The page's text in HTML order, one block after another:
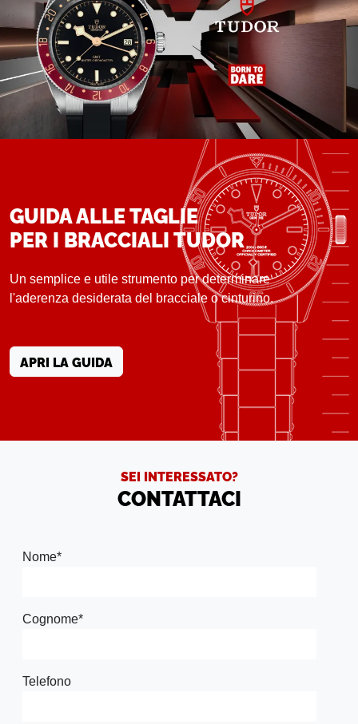
GUIDA ALLE TAGLIE
PER I BRACCIALI TUDOR
Un semplice e utile strumento per determinare
l'aderenza desiderata del bracciale o cinturino.
APRI LA GUIDA
SEI INTERESSATO?
CONTATTACI
Nome*
Cognome*
Telefono